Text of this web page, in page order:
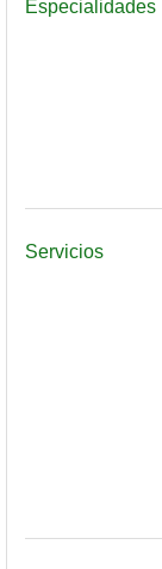
Especialidades
Servicios